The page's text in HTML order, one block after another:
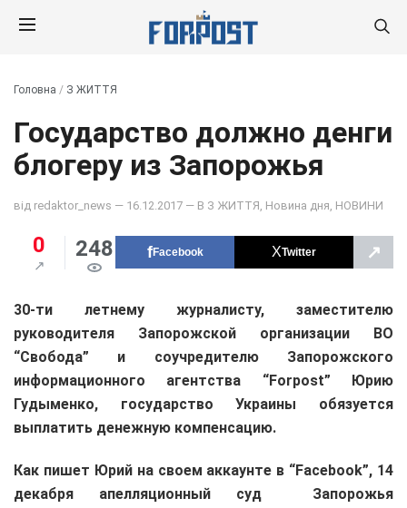
Головна / З ЖИТТЯ
Государство должно денги
блогеру из Запорожья
від redaktor_news — 16.12.2017 — В З ЖИТТЯ Новина дня НОВИНИ
0 248 Facebook Twitter ↗
30-ти летнему журналисту, заместителю
руководителя Запорожской организации ВО
“Свобода” и соучредителю Запорожского
информационного агентства “Forpost” Юрию
Гудыменко, государство Украины обязуется
выплатить денежную компенсацию.
Как пишет Юрий на своем аккаунте в “Facebook”, 14
декабря апелляционный суд Запорожья